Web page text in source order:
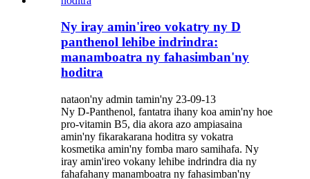
Ny iray amin'ireo vokatry ny D
panthenol lehibe indrindra:
manamboatra ny fahasimban'ny
hoditra
nataon'ny admin tamin'ny 23-09-13
Ny D-Panthenol, fantatra ihany koa amin'ny hoe
pro-vitamin B5, dia akora azo ampiasaina
amin'ny fikarakarana hoditra sy vokatra
kosmetika amin'ny fomba maro samihafa. Ny
iray amin'ireo vokany lehibe indrindra dia ny
fahafahany manamboatra ny fahasimban'ny